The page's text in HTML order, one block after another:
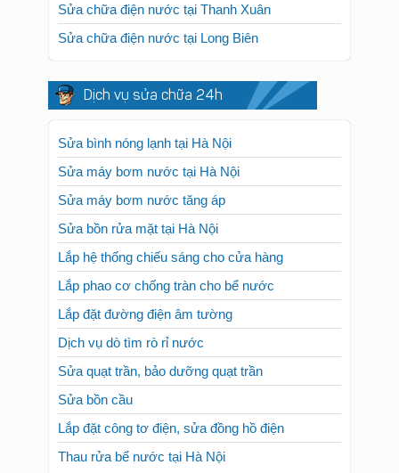
Sửa chữa điện nước tại Thanh Xuân
Sửa chữa điện nước tại Long Biên
Dịch vụ sửa chữa 24h
Sửa bình nóng lạnh tại Hà Nội
Sửa máy bơm nước tại Hà Nội
Sửa máy bơm nước tăng áp
Sửa bồn rửa mặt tại Hà Nội
Lắp hệ thống chiếu sáng cho cửa hàng
Lắp phao cơ chống tràn cho bể nước
Lắp đặt đường điện âm tường
Dịch vụ dò tìm rò rỉ nước
Sửa quạt trần, bảo dưỡng quạt trần
Sửa bồn cầu
Lắp đặt công tơ điện, sửa đồng hồ điện
Thau rửa bể nước tại Hà Nội